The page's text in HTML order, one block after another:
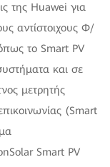
της Huawei για
αντίστοιχους Φ/
το Smart PV
και σε
μετρητής
(Smart
Smart PV